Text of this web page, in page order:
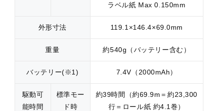
ラベル紙 Max 0.150mm
外形寸法 119.1×146.4×69.0mm
重量 約540g（バッテリー含む）
バッテリー(※1) 7.4V（2000mAh）
駆動可
能時間
標準モー
ド時
約39時間（約69.9m＝約23,300
行＝ロール紙 約4.1巻）